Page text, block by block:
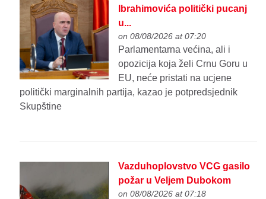
Ibrahimovića politički pucanj
u...
on 08/08/2026 at 07:20
Parlamentarna većina, ali i
opozicija koja želi Crnu Goru u
EU, neće pristati na ucjene
politički marginalnih partija, kazao je potpredsjednik
Skupštine
Vazduhoplovstvo VCG gasilo
požar u Veljem Dubokom
on 08/08/2026 at 07:18